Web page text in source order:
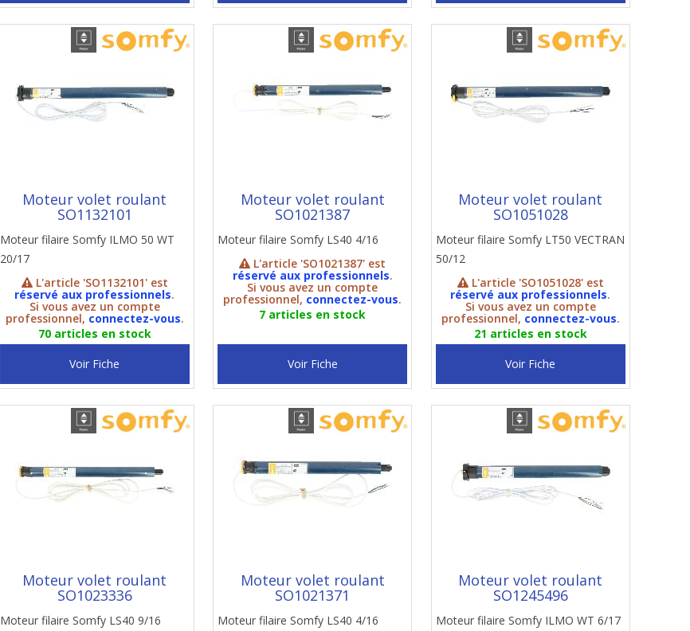
Moteur volet roulant
SO1132101
Moteur filaire Somfy ILMO 50 WT
20/17
L'article 'SO1132101' est
réservé aux professionnels.
Si vous avez un compte
professionnel, connectez-vous.
70 articles en stock
Voir Fiche
Moteur volet roulant
SO1021387
Moteur filaire Somfy LS40 4/16
L'article 'SO1021387' est
réservé aux professionnels.
Si vous avez un compte
professionnel, connectez-vous.
7 articles en stock
Voir Fiche
Moteur volet roulant
SO1051028
Moteur filaire Somfy LT50 VECTRAN
50/12
L'article 'SO1051028' est
réservé aux professionnels.
Si vous avez un compte
professionnel, connectez-vous.
21 articles en stock
Voir Fiche
Moteur volet roulant
SO1023336
Moteur filaire Somfy LS40 9/16
Moteur volet roulant
SO1021371
Moteur filaire Somfy LS40 4/16
Moteur volet roulant
SO1245496
Moteur filaire Somfy ILMO WT 6/17